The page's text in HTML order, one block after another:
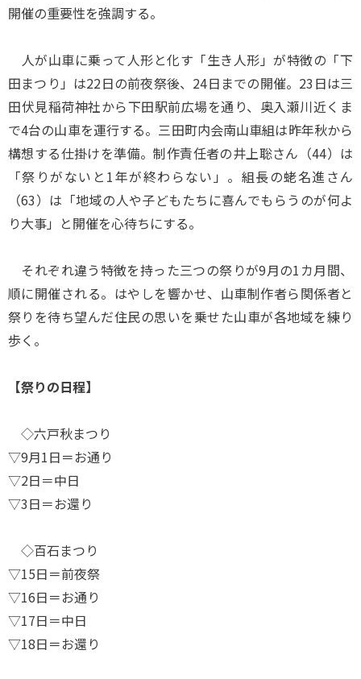
開催の重要性を強調する。
人が山車に乗って人形と化す「生き人形」が特徴の「下
田まつり」は22日の前夜祭後、24日までの開催。23日は三
田伏見稲荷神社から下田駅前広場を通り、奥入瀬川近くま
で4台の山車を運行する。三田町内会南山車組は昨年秋から
構想する仕掛けを準備。制作責任者の井上聡さん（44）は
「祭りがないと1年が終わらない」。組長の蛯名進さん
（63）は「地域の人や子どもたちに喜んでもらうのが何よ
り大事」と開催を心待ちにする。
それぞれ違う特徴を持った三つの祭りが9月の1カ月間、
順に開催される。はやしを響かせ、山車制作者ら関係者と
祭りを待ち望んだ住民の思いを乗せた山車が各地域を練り
歩く。
【祭りの日程】
◇六戸秋まつり
▽9月1日＝お通り
▽2日＝中日
▽3日＝お還り
◇百石まつり
▽15日＝前夜祭
▽16日＝お通り
▽17日＝中日
▽18日＝お還り